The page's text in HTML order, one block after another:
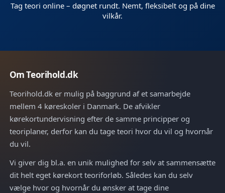
Tag teori online – døgnet rundt. Nemt, fleksibelt og på dine
vilkår.
Om Teorihold.dk
Teorihold.dk er mulig på baggrund af et samarbejde
mellem 4 køreskoler i Danmark. De afvikler
kørekortundervisning efter de samme principper og
teoriplaner, derfor kan du tage teori hvor du vil og hvornår
du vil.
Vi giver dig bl.a. en unik mulighed for selv at sammensætte
dit helt eget kørekort teoriforløb. Således kan du selv
vælge hvor og hvornår du ønsker at tage dine